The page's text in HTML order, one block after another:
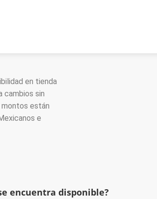
en tienda
cambios sin
están
e
encuentra disponible?